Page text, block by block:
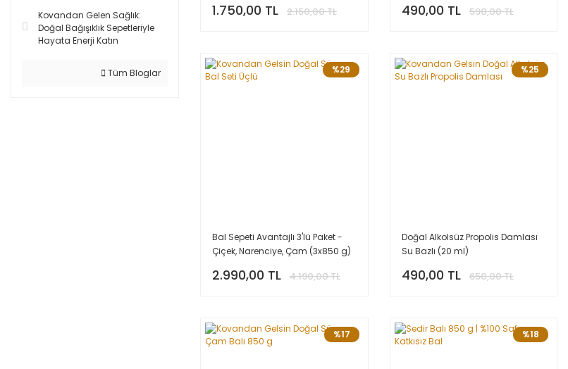
Kovandan Gelen Sağlık:
Doğal Bağışıklık Sepetleriyle
Hayata Enerji Katın
Tüm Bloglar
1.750,00 TL 2.150,00 TL 490,00 TL 590,00 TL
%29
Bal Sepeti Avantajlı 3'lü Paket -
Çiçek, Narenciye, Çam (3x850 g)
2.990,00 TL 4.190,00 TL
%25
Doğal Alkolsüz Propolis Damlası
Su Bazlı (20 ml)
490,00 TL 650,00 TL
%17 %18